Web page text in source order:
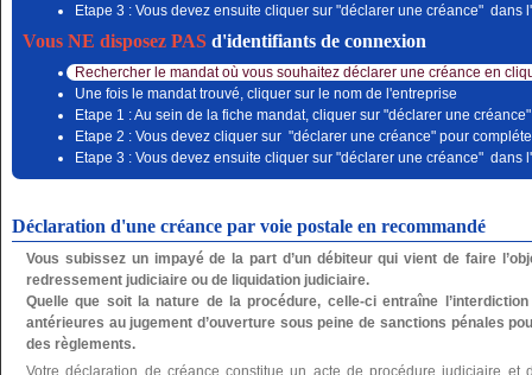
Etape 3 : Vous devez ensuite cliquer sur "déclarer une créance" dans
Vous NE disposez PASd'identifiants de connexion
Rechercher le mandat où vous souhaitez déclarer une créance en
Une fois le mandat trouvé, cliquer sur le nom de l'entreprise
Etape 1 : Au sein de la fiche mandat, cliquer sur "déclarer une créance"
Etape 2 : Vous devez cliquer sur "déclarer une créance" pour
Etape 3 : Vous devez ensuite cliquer sur "déclarer une créance" dans
Déclaration d'une créance par voie postale en recommandé
Vous subissez un impayé de la part d’un débiteur qui vient de faire
redressement judiciaire ou de liquidation judiciaire.
Quelle que soit la nature de la procédure, celle-ci entraîne
antérieures au jugement d’ouverture sous peine de sanctions pénales
des règlements.